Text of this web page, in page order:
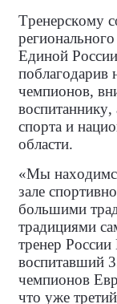
Тренерскому
Единой
поблагодарив
чемпионов,
воспитаннику,
спорта и
области.
«Мы
зале
большими
традициями
тренер
воспитавший
чемпионов
что уже